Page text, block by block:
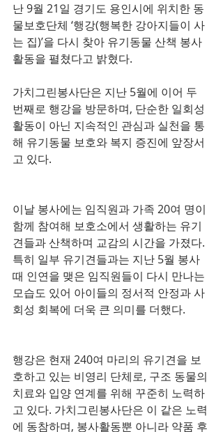
난 9월 21일 경기도 용인시에 위치한 동
물보호단체 ‘행강(행복한 강아지들이 사
는 집)’을 다시 찾아 유기동물 산책 봉사
활동을 펼쳤다고 밝혔다.
가치그린봉사단은 지난 5월에 이어 두
번째로 행강을 방문하며, 단순한 일회성
활동이 아닌 지속적인 관심과 실천을 통
해 유기동물 보호와 복지 증진에 앞장서
고 있다.
이날 봉사에는 임직원과 가족 20여 명이
함께 참여해 보호소에서 생활하는 유기
견들과 산책하며 교감의 시간을 가졌다.
특히 일부 유기견들과는 지난 5월 봉사
때 인연을 맺은 임직원들이 다시 만나는
모습도 있어 아이들의 정서적 안정과 사
회성 회복에 더욱 큰 의미를 더했다.
행강은 현재 240여 마리의 유기견을 보
호하고 있는 비영리 단체로, 구조 동물의
치료와 입양 연계를 위해 꾸준히 노력하
고 있다. 가치그린봉사단은 이 같은 노력
에 동참하며, 봉사활동뿐 아니라 약품 후